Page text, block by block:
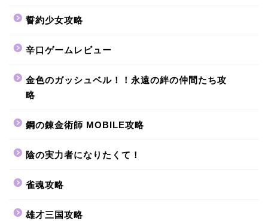
誓約少女攻略
辛口ゲームレビュー
金色のガッシュベル！！永遠の絆の仲間たち攻
略
鋼の錬金術師 MOBILE攻略
陰の実力者になりたくて！
雀魂攻略
雄才三国攻略